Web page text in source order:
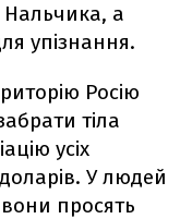
Нальчика, а
упізнання.
Росію
тіла
усіх
У людей
просять